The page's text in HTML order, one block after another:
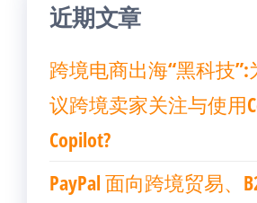
近期文章
跨境电商出海“黑科技”:
议跨境卖家关注与使用
Copilot?
PayPal 面向跨境贸易、